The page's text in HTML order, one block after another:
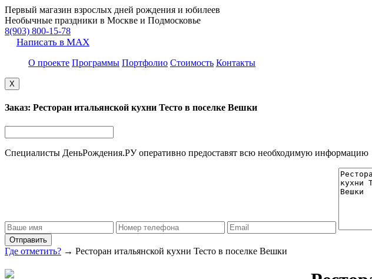
Первый магазин взрослых дней рождения и юбилеев
Необычные праздники в Москве и Подмосковье
8(903) 800-15-78
Написать в MAX
О проекте Программы Портфолио Стоимость Контакты
X
Заказ: Ресторан итальянской кухни Тесто в поселке Вешки
Специалисты ДеньРождения.РУ оперативно предоставят всю необходимую информацию
Отправить
Где отметить? → Ресторан итальянской кухни Тесто в поселке Вешки